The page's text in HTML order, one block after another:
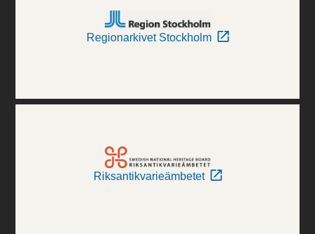
Regionarkivet Stockholm
Riksantikvarieämbetet